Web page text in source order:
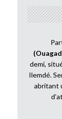
demi,
Ilemdé.
abritant